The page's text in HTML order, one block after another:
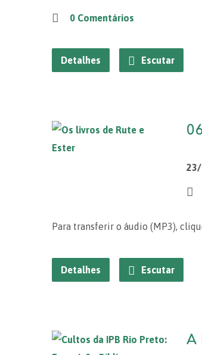
0 Comentários
Detalhes Escutar
Para transferir o áudio (MP3),
Detalhes Escutar
A